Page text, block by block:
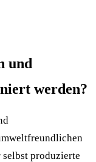
und
werden?
produzierte